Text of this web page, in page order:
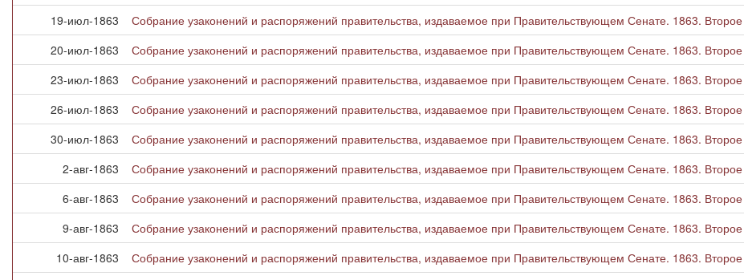
19-июл-1863
Собрание узаконений и распоряжений правительства, издаваемое при Правительствующем Сенате. 1863.
20-июл-1863
Собрание узаконений и распоряжений правительства, издаваемое при Правительствующем Сенате. 1863.
23-июл-1863
Собрание узаконений и распоряжений правительства, издаваемое при Правительствующем Сенате. 1863.
26-июл-1863
Собрание узаконений и распоряжений правительства, издаваемое при Правительствующем Сенате. 1863.
30-июл-1863
Собрание узаконений и распоряжений правительства, издаваемое при Правительствующем Сенате. 1863.
2-авг-1863
Собрание узаконений и распоряжений правительства, издаваемое при Правительствующем Сенате. 1863.
6-авг-1863
Собрание узаконений и распоряжений правительства, издаваемое при Правительствующем Сенате. 1863.
9-авг-1863
Собрание узаконений и распоряжений правительства, издаваемое при Правительствующем Сенате. 1863.
10-авг-1863
Собрание узаконений и распоряжений правительства, издаваемое при Правительствующем Сенате. 1863.